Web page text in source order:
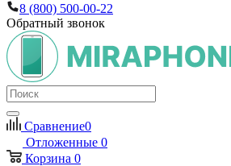
8 (800) 500-00-22
Обратный звонок
Сравнение0
Отложенные 0
Корзина 0